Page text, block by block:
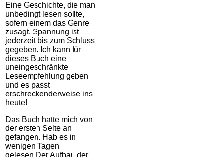
Eine Geschichte, die man
unbedingt lesen sollte,
sofern einem das Genre
zusagt. Spannung ist
jederzeit bis zum Schluss
gegeben. Ich kann für
dieses Buch eine
uneingeschränkte
Leseempfehlung geben
und es passt
erschreckenderweise ins
heute!
Das Buch hatte mich von
der ersten Seite an
gefangen. Hab es in
wenigen Tagen
gelesen.Der Aufbau der